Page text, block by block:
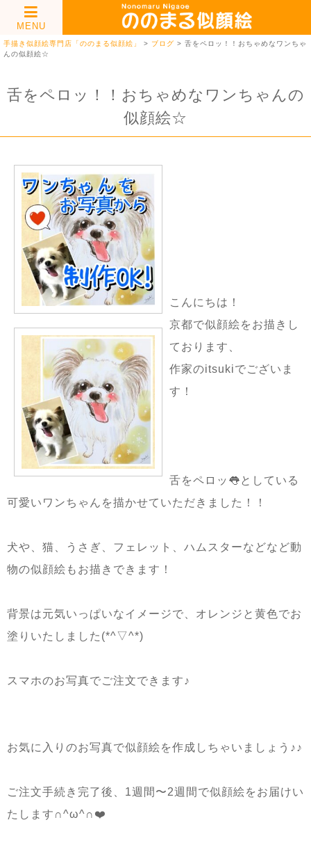
MENU
手描き似顔絵専門店「ののまる似顔絵」 > ブログ > 舌をペロッ！！おちゃめなワンちゃ
んの似顔絵☆
舌をペロッ！！おちゃめなワンちゃんの
似顔絵☆
こんにちは！
京都で似顔絵をお描きし
ております、
作家のitsukiでございま
す！
舌をペロッ👅としている
可愛いワンちゃんを描かせていただきました！！
犬や、猫、うさぎ、フェレット、ハムスターなどなど動
物の似顔絵もお描きできます！
背景は元気いっぱいなイメージで、オレンジと黄色でお
塗りいたしました(*^▽^*)
スマホのお写真でご注文できます♪
お気に入りのお写真で似顔絵を作成しちゃいましょう♪♪
ご注文手続き完了後、1週間〜2週間で似顔絵をお届けい
たします∩^ω^∩❤️